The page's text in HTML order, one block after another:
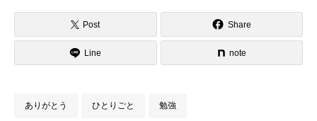
Post Share
Line note
ありがとう ひとりごと 勉強